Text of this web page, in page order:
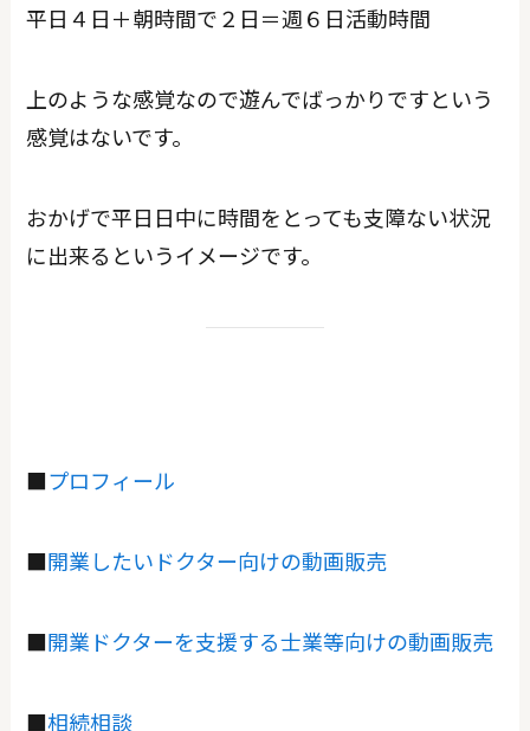
平日４日＋朝時間で２日＝週６日活動時間
上のような感覚なので遊んでばっかりですという
感覚はないです。
おかげで平日日中に時間をとっても支障ない状況
に出来るというイメージです。
■プロフィール
■開業したいドクター向けの動画販売
■開業ドクターを支援する士業等向けの動画販売
■相続相談